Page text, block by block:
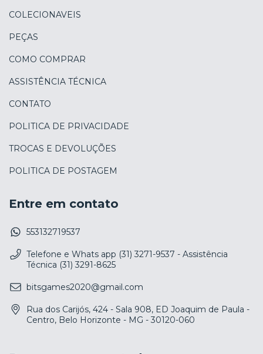
COLECIONAVEIS
PEÇAS
COMO COMPRAR
ASSISTÊNCIA TÉCNICA
CONTATO
POLITICA DE PRIVACIDADE
TROCAS E DEVOLUÇÕES
POLITICA DE POSTAGEM
Entre em contato
553132719537
Telefone e Whats app (31) 3271-9537 - Assistência
Técnica (31) 3291-8625
bitsgames2020@gmail.com
Rua dos Carijós, 424 - Sala 908, ED Joaquim de Paula -
Centro, Belo Horizonte - MG - 30120-060